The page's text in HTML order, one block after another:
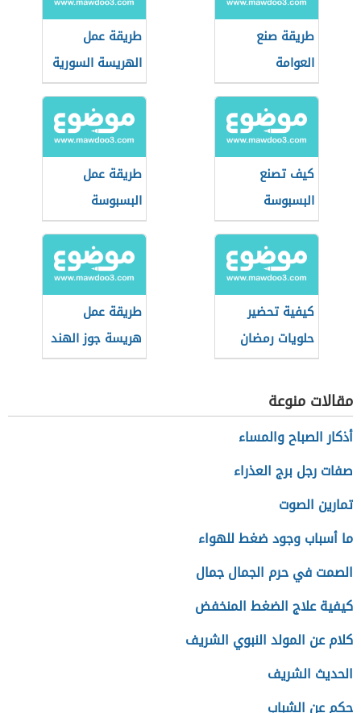
طريقة صنع
العوامة
طريقة عمل
الهريسة السورية
كيف تصنع
البسبوسة
طريقة عمل
البسبوسة
كيفية تحضير
حلويات رمضان
طريقة عمل
هريسة جوز الهند
بدون بيض
مقالات منوعة
أذكار الصباح والمساء
صفات رجل برج العذراء
تمارين الصوت
ما أسباب وجود ضغط للهواء
الصمت في حرم الجمال جمال
كيفية علاج الضغط المنخفض
كلام عن المولد النبوي الشريف
الحديث الشريف
حكم عن الشباب